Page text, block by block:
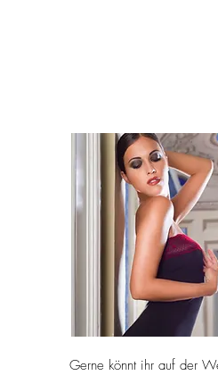
Gerne könnt ihr auf der